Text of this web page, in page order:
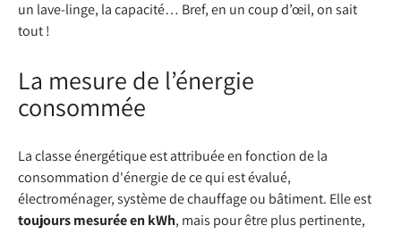
un lave-linge, la capacité… Bref, en un coup d’œil, on sait
tout !
La mesure de l’énergie
consommée
La classe énergétique est attribuée en fonction de la
consommation d'énergie de ce qui est évalué,
électroménager, système de chauffage ou bâtiment. Elle est
toujours mesurée en kWh, mais pour être plus pertinente,